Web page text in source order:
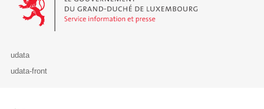
udata
udata-front